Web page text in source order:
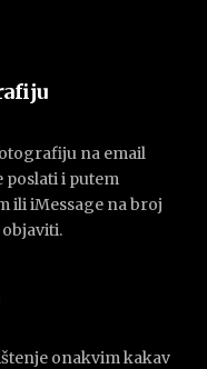
na email
poslati i putem
ili iMessage na broj
objaviti.
onakvim kakav